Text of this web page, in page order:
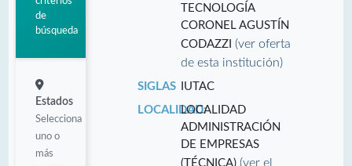
de
búsqueda
Estados
Selecciona
uno o
más
TECNOLOGÍA
CORONEL AGUSTÍN
CODAZZI(ver oferta
de esta institución)
SIGLAS
IUTAC
LOCALIDAD:LOCALIDAD
ADMINISTRACIÓN
DE EMPRESAS
(TÉCNICA)(ver el